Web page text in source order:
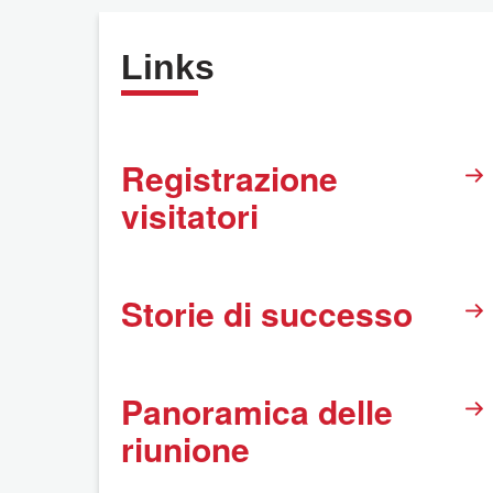
Links
Registrazione
visitatori
Storie di successo
Panoramica delle
riunione